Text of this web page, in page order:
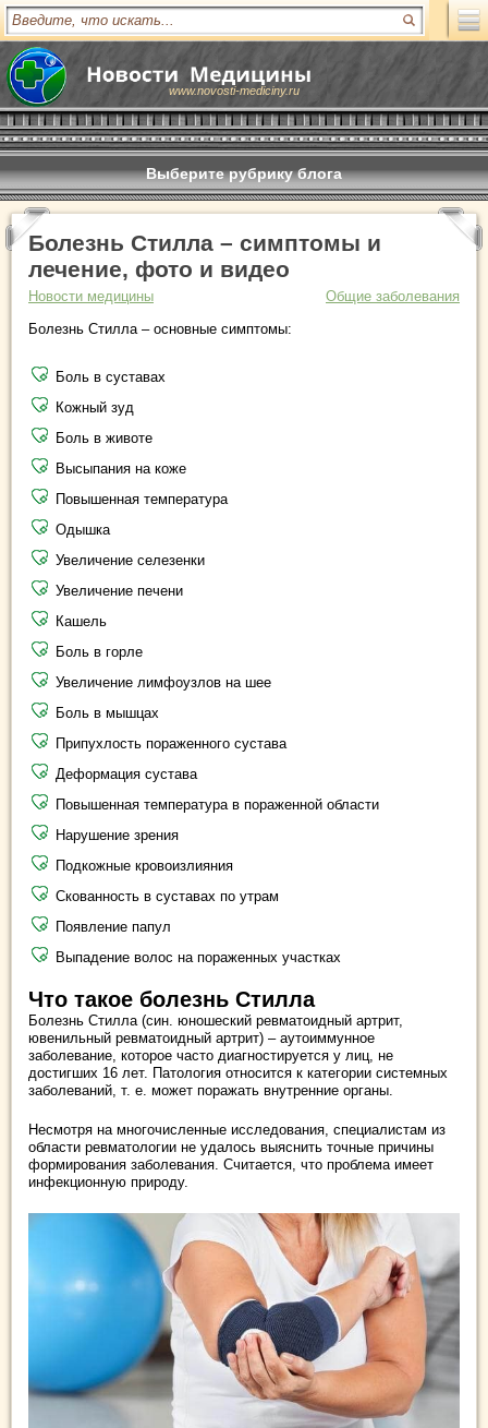
www.novosti-mediciny.ru
Выберите рубрику блога
Болезнь Стилла – симптомы и
лечение, фото и видео
Новости медицины
Общие заболевания
Болезнь Стилла – основные симптомы:
Боль в суставах
Кожный зуд
Боль в животе
Высыпания на коже
Повышенная температура
Одышка
Увеличение селезенки
Увеличение печени
Кашель
Боль в горле
Увеличение лимфоузлов на шее
Боль в мышцах
Припухлость пораженного сустава
Деформация сустава
Повышенная температура в пораженной области
Нарушение зрения
Подкожные кровоизлияния
Скованность в суставах по утрам
Появление папул
Выпадение волос на пораженных участках
Что такое болезнь Стилла
Болезнь Стилла (син. юношеский ревматоидный артрит,
ювенильный ревматоидный артрит) – аутоиммунное
заболевание, которое часто диагностируется у лиц, не
достигших 16 лет. Патология относится к категории системных
заболеваний, т. е. может поражать внутренние органы.
Несмотря на многочисленные исследования, специалистам из
области ревматологии не удалось выяснить точные причины
формирования заболевания. Считается, что проблема имеет
инфекционную природу.